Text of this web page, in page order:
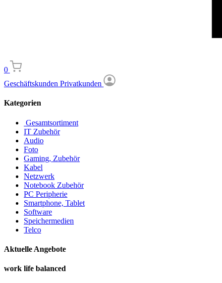
0
Geschäftskunden Privatkunden
Kategorien
Gesamtsortiment
IT Zubehör
Audio
Foto
Gaming, Zubehör
Kabel
Netzwerk
Notebook Zubehör
PC Peripherie
Smartphone, Tablet
Software
Speichermedien
Telco
Aktuelle Angebote
work life balanced